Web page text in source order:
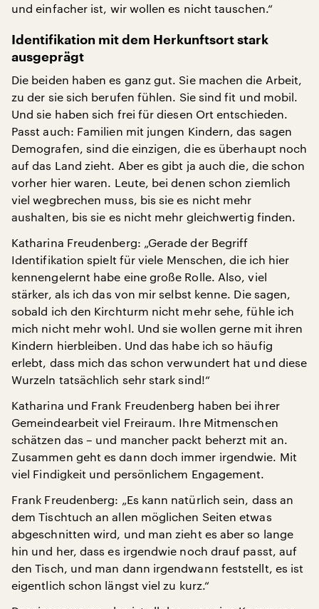
und einfacher ist, wir wollen es nicht tauschen.“
Identifikation mit dem Herkunftsort stark
ausgeprägt
Die beiden haben es ganz gut. Sie machen die Arbeit,
zu der sie sich berufen fühlen. Sie sind fit und mobil.
Und sie haben sich frei für diesen Ort entschieden.
Passt auch: Familien mit jungen Kindern, das sagen
Demografen, sind die einzigen, die es überhaupt noch
auf das Land zieht. Aber es gibt ja auch die, die schon
vorher hier waren. Leute, bei denen schon ziemlich
viel wegbrechen muss, bis sie es nicht mehr
aushalten, bis sie es nicht mehr gleichwertig finden.
Katharina Freudenberg: „Gerade der Begriff
Identifikation spielt für viele Menschen, die ich hier
kennengelernt habe eine große Rolle. Also, viel
stärker, als ich das von mir selbst kenne. Die sagen,
sobald ich den Kirchturm nicht mehr sehe, fühle ich
mich nicht mehr wohl. Und sie wollen gerne mit ihren
Kindern hierbleiben. Und das habe ich so häufig
erlebt, dass mich das schon verwundert hat und diese
Wurzeln tatsächlich sehr stark sind!“
Katharina und Frank Freudenberg haben bei ihrer
Gemeindearbeit viel Freiraum. Ihre Mitmenschen
schätzen das – und mancher packt beherzt mit an.
Zusammen geht es dann doch immer irgendwie. Mit
viel Findigkeit und persönlichem Engagement.
Frank Freudenberg: „Es kann natürlich sein, dass an
dem Tischtuch an allen möglichen Seiten etwas
abgeschnitten wird, und man zieht es aber so lange
hin und her, dass es irgendwie noch drauf passt, auf
den Tisch, und man dann irgendwann feststellt, es ist
eigentlich schon längst viel zu kurz.“